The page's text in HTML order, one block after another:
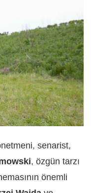
senarist,
, özgün tarzı
önemli